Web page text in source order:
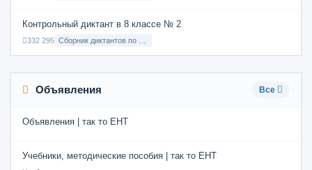
Контрольный диктант в 8 классе № 2
332 295
Объявления Все
Объявления | так то ЕНТ
Учебники, методические пособия | так то ЕНТ